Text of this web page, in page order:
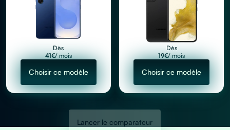
Dès
41€/ mois
Choisir ce modèle
Lancer le comparateur
Dès
19€/ mois
Choisir ce modèle